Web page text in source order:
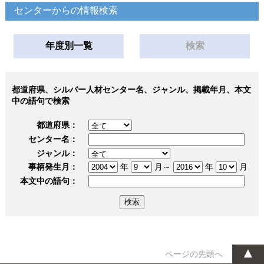
センターからの情報検索
年度別一覧 検索
都道府県、シルバー人材センター名、ジャンル、掲載年月、本文
中の語句で検索
都道府県：
センター名：
ジャンル：
事柄発生月：
年 月～ 年
月
本文中の語句：
ページの先頭へ ▲